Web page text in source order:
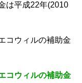
は平成22年(2010
コウィルの補助金
コウィルの補助金